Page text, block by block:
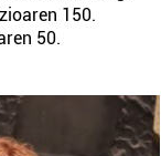
150.
50.